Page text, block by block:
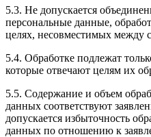
5.3. Не допускается
персональные данные,
целях, несовместимых между
5.4. Обработке подлежат
которые отвечают целям их
5.5. Содержание и объем
данных соответствуют
допускается избыточность
данных по отношению к